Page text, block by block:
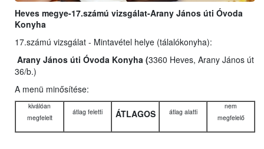
Heves megye-17.számú vizsgálat-Arany János úti Óvoda
Konyha
17.számú vizsgálat - Mintavétel helye (tálalókonyha):
Arany János úti Óvoda Konyha (3360 Heves, Arany János út
36/b.)
A menü minősítése:
kiválóan
megfelelt
átlag feletti ÁTLAGOS átlag alatti
nem
megfelelő